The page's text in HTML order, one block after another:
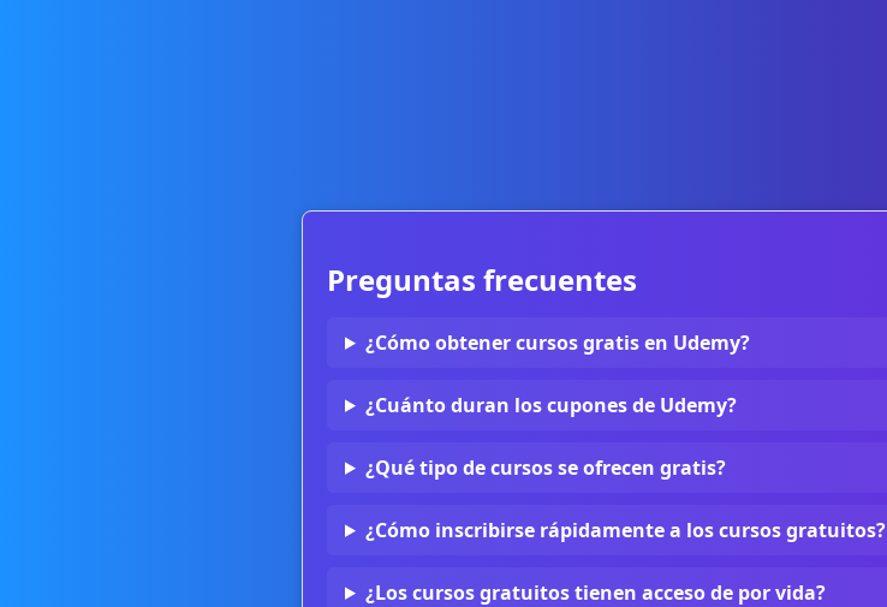
Preguntas frecuentes
¿Cómo obtener cursos gratis en Udemy?
¿Cuánto duran los cupones de Udemy?
¿Qué tipo de cursos se ofrecen gratis?
¿Cómo inscribirse rápidamente a los cursos gratuitos?
¿Los cursos gratuitos tienen acceso de por vida?